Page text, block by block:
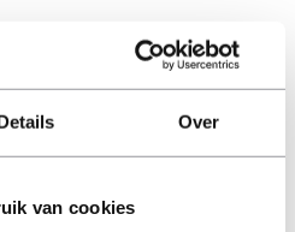
Over
van cookies
worden beschikbaar
product' betreft is
Bij Refurbished artikelen zijn